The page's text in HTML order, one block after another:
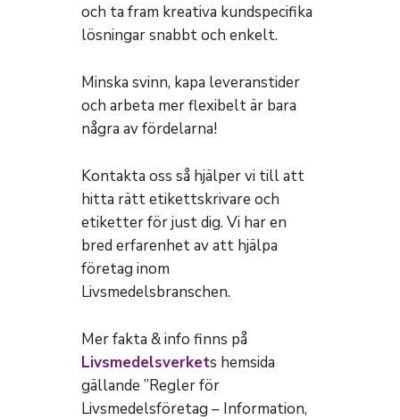
och ta fram kreativa kundspecifika
lösningar snabbt och enkelt.
Minska svinn, kapa leveranstider
och arbeta mer flexibelt är bara
några av fördelarna!
Kontakta oss så hjälper vi till att
hitta rätt etikettskrivare och
etiketter för just dig. Vi har en
bred erfarenhet av att hjälpa
företag inom
Livsmedelsbranschen.
Mer fakta & info finns på
Livsmedelsverkets hemsida
gällande ”Regler för
Livsmedelsföretag – Information,